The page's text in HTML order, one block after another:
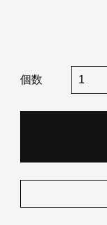
個数